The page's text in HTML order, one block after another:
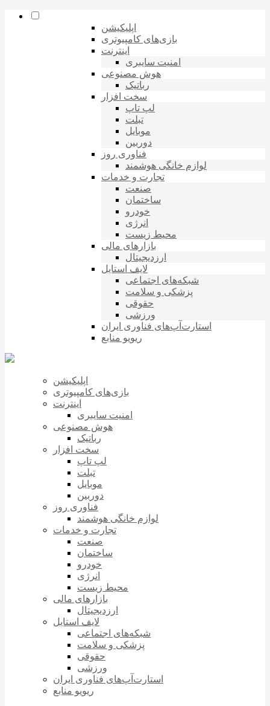
اپلیکیشن
بازی‌های کامپیوتری
اینترنت
امنیت سایبری
هوش مصنوعی
رباتیک
سخت افزار
لپ تاپ
تبلت
موبایل
دوربین
فناوری روز
لوازم خانگی هوشمند
تجارت و خدمات
صنعت
ساختمان
خودرو
انرژی
محیط زیست
بازارهای مالی
ارزدیجیتال
لایف استایل
شبکه‌های اجتماعی
پزشکی و سلامت
حقوقی
ورزشی
استارت‌آپ‌های فناوری ایران
ریویو منابع
اپلیکیشن
بازی‌های کامپیوتری
اینترنت
امنیت سایبری
هوش مصنوعی
رباتیک
سخت افزار
لپ تاپ
تبلت
موبایل
دوربین
فناوری روز
لوازم خانگی هوشمند
تجارت و خدمات
صنعت
ساختمان
خودرو
انرژی
محیط زیست
بازارهای مالی
ارزدیجیتال
لایف استایل
شبکه‌های اجتماعی
پزشکی و سلامت
حقوقی
ورزشی
استارت‌آپ‌های فناوری ایران
ریویو منابع